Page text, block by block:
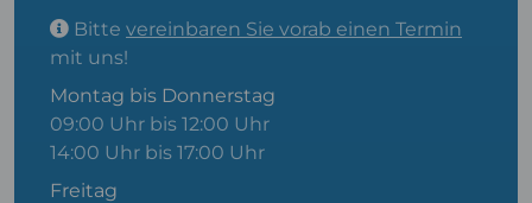
Bitte vereinbaren Sie vorab einen Termin
mit uns!
Montag bis Donnerstag
09:00 Uhr bis 12:00 Uhr
14:00 Uhr bis 17:00 Uhr
Freitag